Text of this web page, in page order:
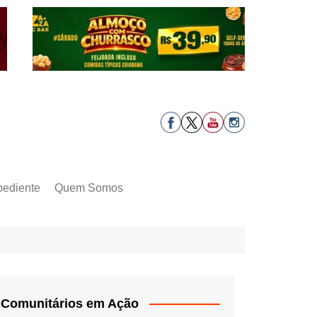
Quem Somos
Comunitários em Ação